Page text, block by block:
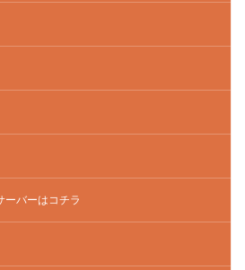
ーバーはコチラ